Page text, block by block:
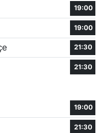
19:00
19:00
21:30
21:30
19:00
21:30